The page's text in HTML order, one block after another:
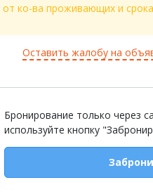
от ко-ва проживающих и
Оставить жалобу на
Бронирование только через
используйте кнопку